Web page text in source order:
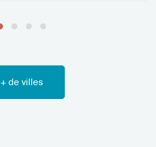
+ de villes